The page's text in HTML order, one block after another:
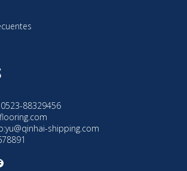
88329456
yu@qinhai-shipping.com